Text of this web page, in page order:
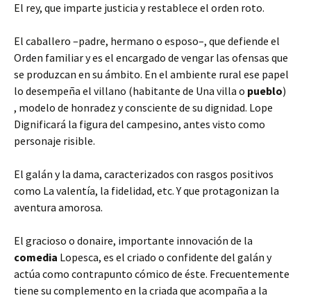
El rey, que imparte justicia y restablece el orden roto.
El caballero –padre, hermano o esposo–, que defiende el
Orden familiar y es el encargado de vengar las ofensas que
se produzcan en su ámbito. En el ambiente rural ese papel
lo desempeña el villano (habitante de Una villa o pueblo)
, modelo de honradez y consciente de su dignidad. Lope
Dignificará la figura del campesino, antes visto como
personaje risible.
El galán y la dama, caracterizados con rasgos positivos
como La valentía, la fidelidad, etc. Y que protagonizan la
aventura amorosa.
El gracioso o donaire, importante innovación de la
comedia Lopesca, es el criado o confidente del galán y
actúa como contrapunto cómico de éste. Frecuentemente
tiene su complemento en la criada que acompaña a la